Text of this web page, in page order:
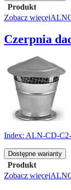
Produkt
Zobacz więcej
Czerpnia
Index: ALN-CD-
Dostępne warianty
Produkt
Zobacz więcej